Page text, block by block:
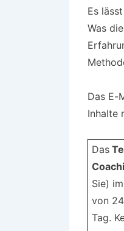
Es
Was
Das E-
Inhalte
Das
Sie)
von
Tag.